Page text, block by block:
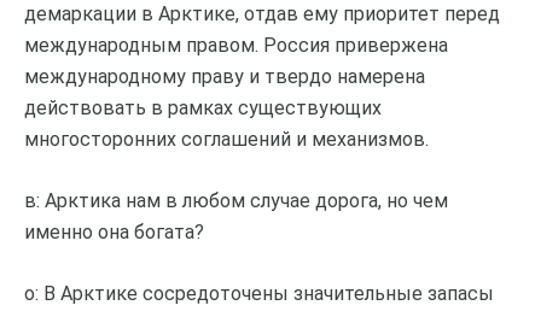
демаркации в Арктике, отдав ему приоритет перед
международным правом. Россия привержена
международному праву и твердо намерена
действовать в рамках существующих
многосторонних соглашений и механизмов.
в: Арктика нам в любом случае дорога, но чем
именно она богата?
о: В Арктике сосредоточены значительные запасы